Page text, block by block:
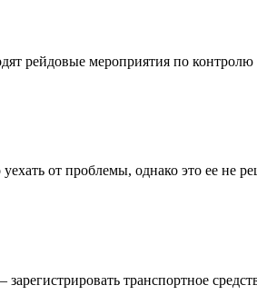
рейдовые мероприятия по контролю
от проблемы, однако это ее не
транспортное